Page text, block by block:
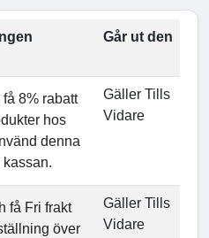
Går ut den
8% rabatt
hos
denna
kassan.
Gäller Tills
Vidare
få Fri frakt
över
Gäller Tills
Vidare